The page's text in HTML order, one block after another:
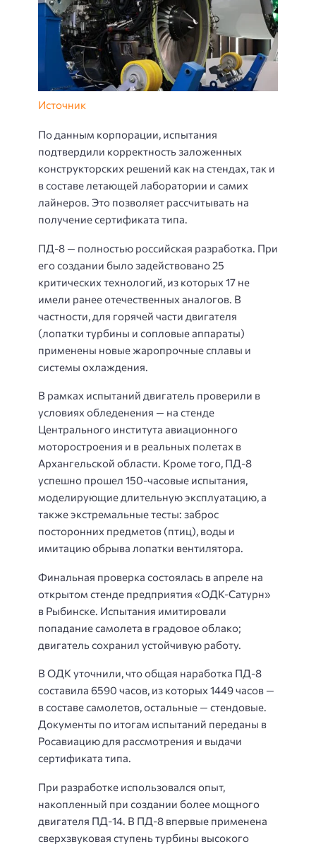
Источник
По данным корпорации, испытания
подтвердили корректность заложенных
конструкторских решений как на стендах, так и
в составе летающей лаборатории и самих
лайнеров. Это позволяет рассчитывать на
получение сертификата типа.
ПД-8 — полностью российская разработка. При
его создании было задействовано 25
критических технологий, из которых 17 не
имели ранее отечественных аналогов. В
частности, для горячей части двигателя
(лопатки турбины и сопловые аппараты)
применены новые жаропрочные сплавы и
системы охлаждения.
В рамках испытаний двигатель проверили в
условиях обледенения — на стенде
Центрального института авиационного
моторостроения и в реальных полетах в
Архангельской области. Кроме того, ПД-8
успешно прошел 150-часовые испытания,
моделирующие длительную эксплуатацию, а
также экстремальные тесты: заброс
посторонних предметов (птиц), воды и
имитацию обрыва лопатки вентилятора.
Финальная проверка состоялась в апреле на
открытом стенде предприятия «ОДК-Сатурн»
в Рыбинске. Испытания имитировали
попадание самолета в градовое облако;
двигатель сохранил устойчивую работу.
В ОДК уточнили, что общая наработка ПД-8
составила 6590 часов, из которых 1449 часов —
в составе самолетов, остальные — стендовые.
Документы по итогам испытаний переданы в
Росавиацию для рассмотрения и выдачи
сертификата типа.
При разработке использовался опыт,
накопленный при создании более мощного
двигателя ПД-14. В ПД-8 впервые применена
сверхзвуковая ступень турбины высокого